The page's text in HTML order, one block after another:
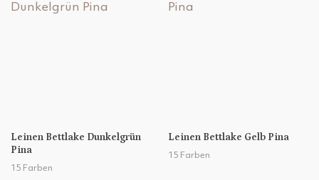
Leinen Bettlake Dunkelgrün
Pina
15 Farben
Leinen Bettlake Gelb Pina
15 Farben